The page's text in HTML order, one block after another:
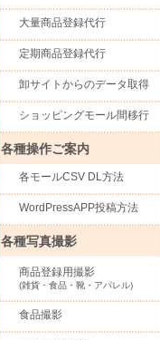
大量商品登録代行
定期商品登録代行
卸サイトからのデータ取得
ショッピングモール間移行
各種操作ご案内
各モールCSV DL方法
WordPressAPP投稿方法
各種写真撮影
商品登録用撮影
(雑貨・食品・靴・アパレル)
食品撮影